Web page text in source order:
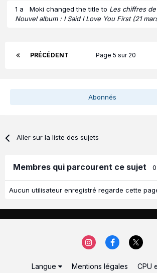
1 a Moki changed the title to Les chiffres
Nouvel album : I Said I Love You First (21
PRÉCÉDENT Page 5 sur 20
Abonnés
Aller sur la liste des sujets
Membres qui parcourent ce sujet
Aucun utilisateur enregistré regarde cette
Langue Mentions légales
CPU